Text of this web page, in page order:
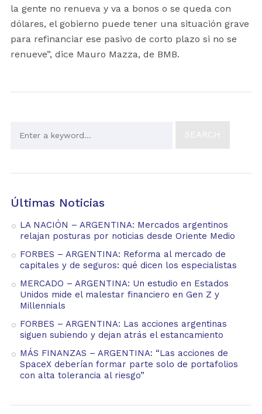
la gente no renueva y va a bonos o se queda con
dólares, el gobierno puede tener una situación grave
para refinanciar ese pasivo de corto plazo si no se
renueve”, dice Mauro Mazza, de BMB.
Últimas Noticias
LA NACIÓN – ARGENTINA: Mercados argentinos
relajan posturas por noticias desde Oriente Medio
FORBES – ARGENTINA: Reforma al mercado de
capitales y de seguros: qué dicen los especialistas
MERCADO – ARGENTINA: Un estudio en Estados
Unidos mide el malestar financiero en Gen Z y
Millennials
FORBES – ARGENTINA: Las acciones argentinas
siguen subiendo y dejan atrás el estancamiento
MÁS FINANZAS – ARGENTINA: “Las acciones de
SpaceX deberían formar parte solo de portafolios
con alta tolerancia al riesgo”